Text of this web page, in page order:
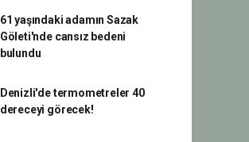
61 yaşındaki adamın Sazak
Göleti'nde cansız bedeni
bulundu
Denizli'de termometreler 40
dereceyi görecek!